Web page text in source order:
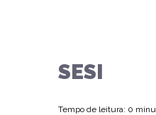
SESI
Tempo de leitura: 0